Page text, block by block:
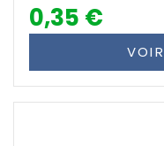
0,35 €